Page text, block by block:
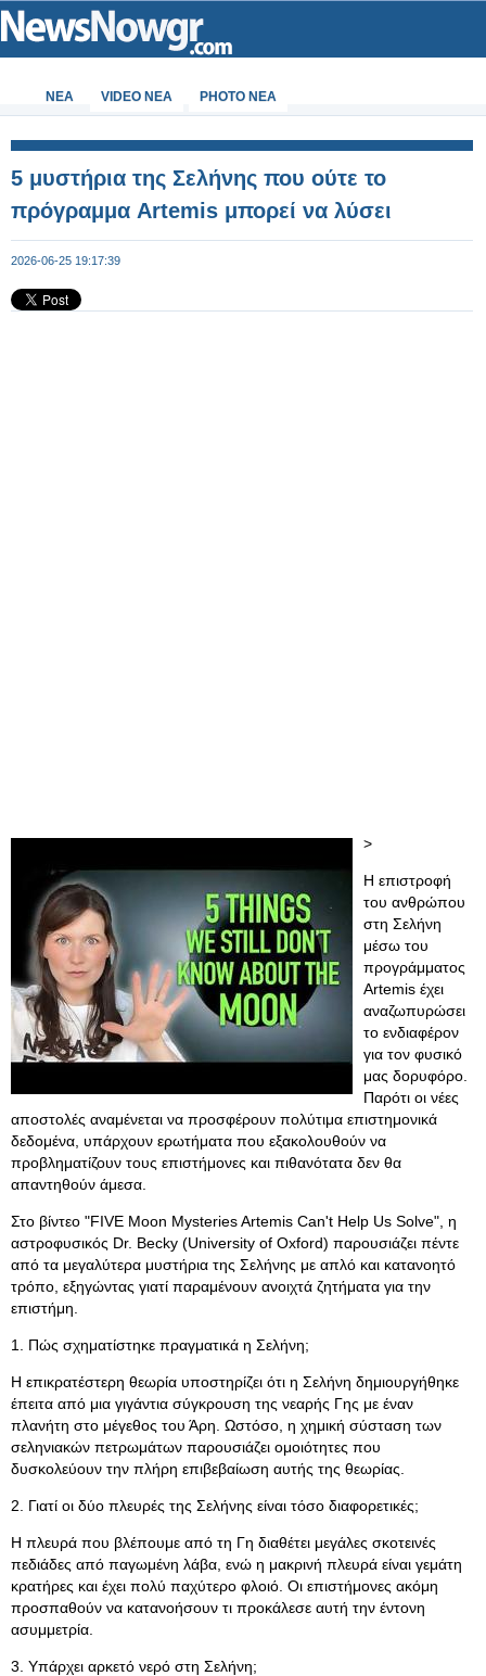
ΝΕΑ VIDEO NEA PHOTO NEA
5 μυστήρια της Σελήνης που ούτε το
πρόγραμμα Artemis μπορεί να λύσει
2026-06-25 19:17:39
>
Η επιστροφή
του ανθρώπου
στη Σελήνη
μέσω του
προγράμματος
Artemis έχει
αναζωπυρώσει
το ενδιαφέρον
για τον φυσικό
μας δορυφόρο.
Παρότι οι νέες
αποστολές αναμένεται να προσφέρουν πολύτιμα επιστημονικά
δεδομένα, υπάρχουν ερωτήματα που εξακολουθούν να
προβληματίζουν τους επιστήμονες και πιθανότατα δεν θα
απαντηθούν άμεσα.
Στο βίντεο "FIVE Moon Mysteries Artemis Can't Help Us Solve", η
αστροφυσικός Dr. Becky (University of Oxford) παρουσιάζει πέντε
από τα μεγαλύτερα μυστήρια της Σελήνης με απλό και κατανοητό
τρόπο, εξηγώντας γιατί παραμένουν ανοιχτά ζητήματα για την
επιστήμη.
1. Πώς σχηματίστηκε πραγματικά η Σελήνη;
Η επικρατέστερη θεωρία υποστηρίζει ότι η Σελήνη δημιουργήθηκε
έπειτα από μια γιγάντια σύγκρουση της νεαρής Γης με έναν
πλανήτη στο μέγεθος του Άρη. Ωστόσο, η χημική σύσταση των
σεληνιακών πετρωμάτων παρουσιάζει ομοιότητες που
δυσκολεύουν την πλήρη επιβεβαίωση αυτής της θεωρίας.
2. Γιατί οι δύο πλευρές της Σελήνης είναι τόσο διαφορετικές;
Η πλευρά που βλέπουμε από τη Γη διαθέτει μεγάλες σκοτεινές
πεδιάδες από παγωμένη λάβα, ενώ η μακρινή πλευρά είναι γεμάτη
κρατήρες και έχει πολύ παχύτερο φλοιό. Οι επιστήμονες ακόμη
προσπαθούν να κατανοήσουν τι προκάλεσε αυτή την έντονη
ασυμμετρία.
3. Υπάρχει αρκετό νερό στη Σελήνη;